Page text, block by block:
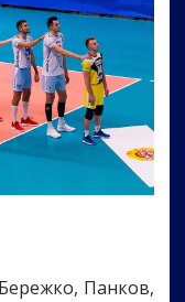
Панков,